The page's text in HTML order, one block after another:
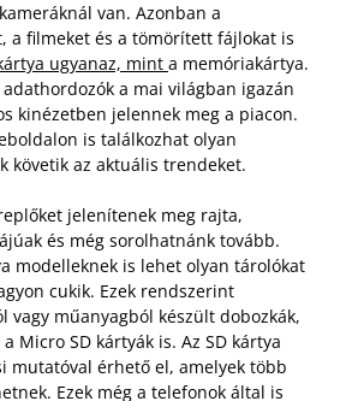
van. Azonban a
a filmeket és a tömörített fájlokat is
ugyanaz, mint a memóriakártya.
a mai világban igazán
kinézetben jelennek meg a piacon.
is találkozhat olyan
követik az aktuális trendeket.
jelenítenek meg rajta,
és még sorolhatnánk tovább.
modelleknek is lehet olyan tárolókat
cukik. Ezek rendszerint
vagy műanyagból készült dobozkák,
Micro SD kártyák is. Az SD kártya
mutatóval érhető el, amelyek több
Ezek még a telefonok által is